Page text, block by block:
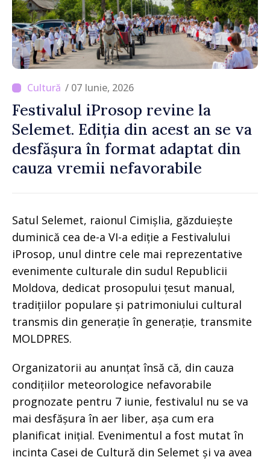
/ 07 Iunie, 2026
Festivalul iProsop revine la
Selemet. Ediția din acest an se va
desfășura în format adaptat din
cauza vremii nefavorabile
Satul Selemet, raionul Cimișlia, găzduiește
duminică cea de-a VI-a ediție a Festivalului
iProsop, unul dintre cele mai reprezentative
evenimente culturale din sudul Republicii
Moldova, dedicat prosopului țesut manual,
tradițiilor populare și patrimoniului cultural
transmis din generație în generație, transmite
MOLDPRES.
Organizatorii au anunțat însă că, din cauza
condițiilor meteorologice nefavorabile
prognozate pentru 7 iunie, festivalul nu se va
mai desfășura în aer liber, așa cum era
planificat inițial. Evenimentul a fost mutat în
incinta Casei de Cultură din Selemet și va avea